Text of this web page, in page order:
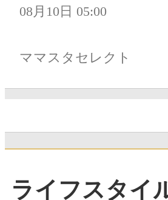
08月10日 05:00
ママスタセレクト
ライフスタイ